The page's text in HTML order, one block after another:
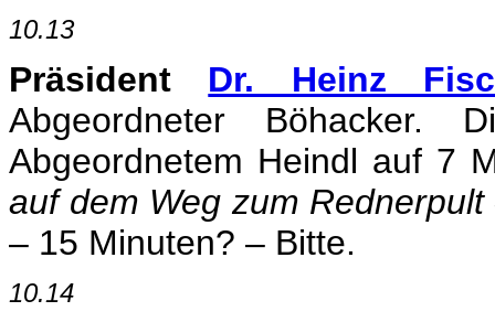
10.13
Präsident Dr. Heinz
Abgeordneter
Abgeordnetem Heindl auf 7
auf dem Weg zum
– 15 Minuten? – Bitte.
10.14